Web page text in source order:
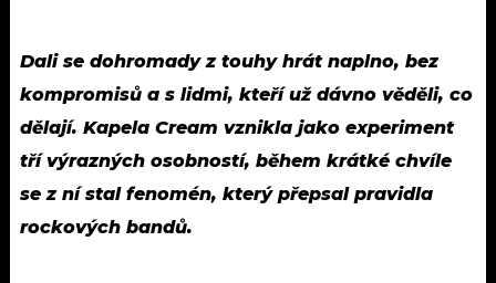
Dali se dohromady z touhy hrát naplno, bez
kompromisů a s lidmi, kteří už dávno věděli, co
dělají. Kapela Cream vznikla jako experiment
tří výrazných osobností, během krátké chvíle
se z ní stal fenomén, který přepsal pravidla
rockových bandů.